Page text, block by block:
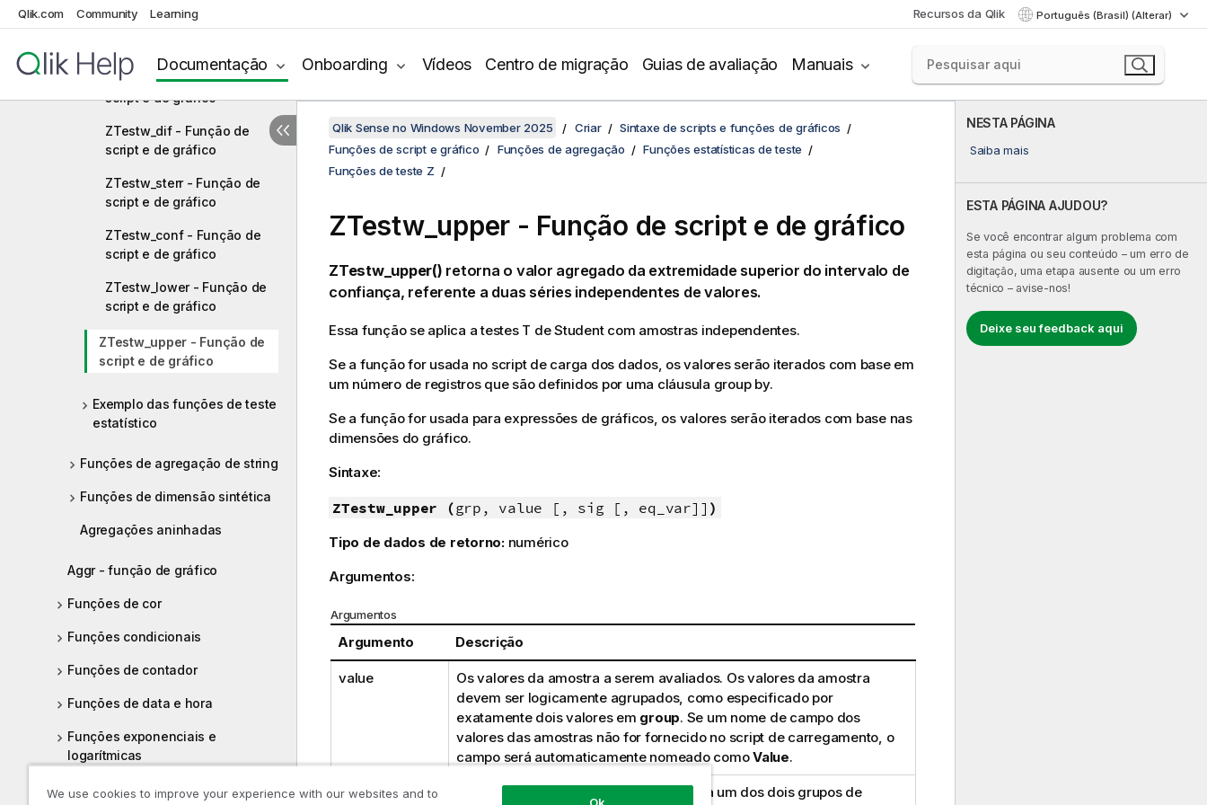
Qlik.com Community Learning Recursos da Qlik Português (Brasil) (Alterar)
Documentação Onboarding Vídeos Centro de migração Guias de avaliação Manuais
ZTestw_z - Função de script
ZTestw_sig - Função de
script e de gráfico
ZTestw_dif - Função de
script e de gráfico
ZTestw_sterr - Função de
script e de gráfico
ZTestw_conf - Função de
script e de gráfico
ZTestw_lower - Função de
script e de gráfico
ZTestw_upper - Função de
script e de gráfico
Exemplo das funções de teste
estatístico
Funções de agregação de string
Funções de dimensão sintética
Agregações aninhadas
Aggr - função de gráfico
Funções de cor
Funções condicionais
Funções de contador
Funções de data e hora
Funções exponenciais e
logarítmicas
Funções de campo
NESTA PÁGINA
Saiba mais
ESTA PÁGINA AJUDOU?
Se você encontrar algum problema com
esta página ou seu conteúdo – um erro de
digitação, uma etapa ausente ou um erro
técnico – avise-nos!
Deixe seu feedback aqui
Qlik Sense no Windows November 2025 Criar
Sintaxe de scripts e funções de gráficos
Funções de script e gráfico
Funções de agregação
Funções estatísticas de teste
Funções de teste Z
ZTestw_upper - Função de script e de gráfico
ZTestw_upper() retorna o valor agregado da extremidade superior do intervalo de
confiança, referente a duas séries independentes de valores.
Essa função se aplica a testes T de Student com amostras independentes.
Se a função for usada no script de carga dos dados, os valores serão iterados com base em
um número de registros que são definidos por uma cláusula group by.
Se a função for usada para expressões de gráficos, os valores serão iterados com base nas
dimensões do gráfico.
Sintaxe:
ZTestw_upper (grp, value [, sig [, eq_var]] )
Tipo de dados de retorno: numérico
Argumentos:
Argumentos
Argumento Descrição
value
Os valores da amostra a serem avaliados. Os valores da amostra
devem ser logicamente agrupados, como especificado por
exatamente dois valores em group. Se um nome de campo dos
valores das amostras não for fornecido no script de carregamento, o
campo será automaticamente nomeado comoValue.
grp
O campo que contém os nomes de cada um dos dois grupos de
We use cookies to improve your experience with our websites and to